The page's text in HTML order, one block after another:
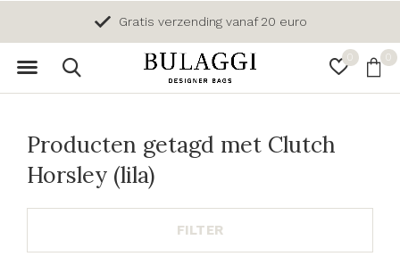
0 0
Gratis verzending vanaf 20 euro
Producten getagd met Clutch
Horsley (lila)
FILTER